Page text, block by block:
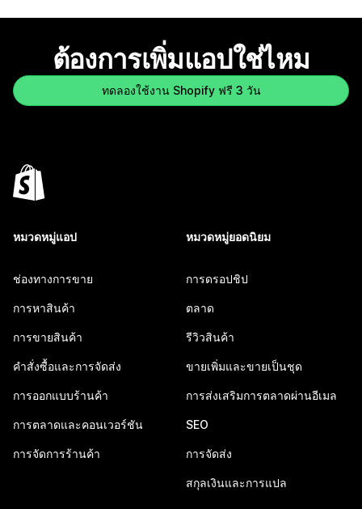
ต้องการเพิ่มแอปใช่ไหม
ทดลองใช้งาน Shopify ฟรี 3 วัน
หมวดหมู่แอป
ช่องทางการขาย
การหาสินค้า
การขายสินค้า
คำสั่งซื้อและการจัดส่ง
การออกแบบร้านค้า
การตลาดและคอนเวอร์ชัน
การจัดการร้านค้า
หมวดหมู่ยอดนิยม
การดรอปชิป
ตลาด
รีวิวสินค้า
ขายเพิ่มและขายเป็นชุด
การส่งเสริมการตลาดผ่านอีเมล
SEO
การจัดส่ง
สกุลเงินและการแปล